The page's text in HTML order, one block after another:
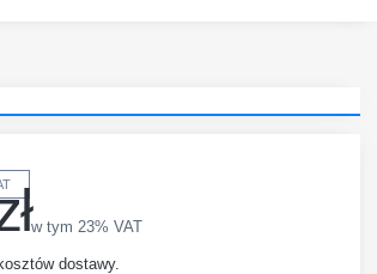
w tym 23% VAT
w tym 23% VAT
dostawy.